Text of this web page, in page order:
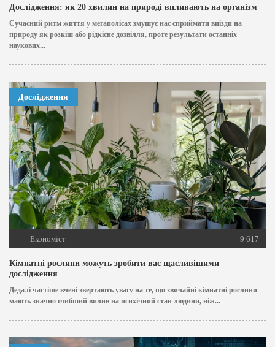
Дослідження: як 20 хвилин на природі впливають на організм
Сучасний ритм життя у мегаполісах змушує нас сприймати виїзди на
природу як розкіш або рідкісне дозвілля, проте результати останніх
наукових...
Дослідження
Економіст 9 617
Кімнатні рослини можуть зробити вас щасливішими —
дослідження
Дедалі частіше вчені звертають увагу на те, що звичайні кімнатні рослини
мають значно глибший вплив на психічний стан людини, ніж...